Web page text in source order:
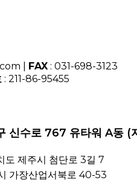
| FAX : 031-698-3123
: 211-86-95455
신수로 767 유타워 A동 (
도 제주시 첨단로 3길 7
가장산업서북로 40-53